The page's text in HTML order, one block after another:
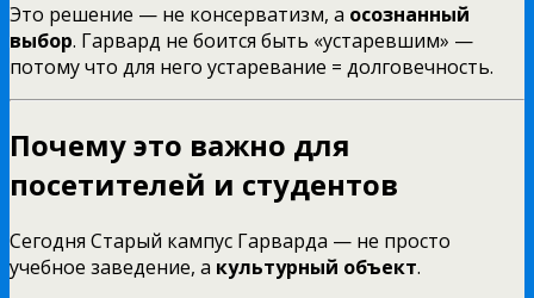
Это решение — не консерватизм, а осознанный
выбор. Гарвард не боится быть «устаревшим» —
потому что для него устаревание = долговечность.
Почему это важно для
посетителей и студентов
Сегодня Старый кампус Гарварда — не просто
учебное заведение, а культурный объект.